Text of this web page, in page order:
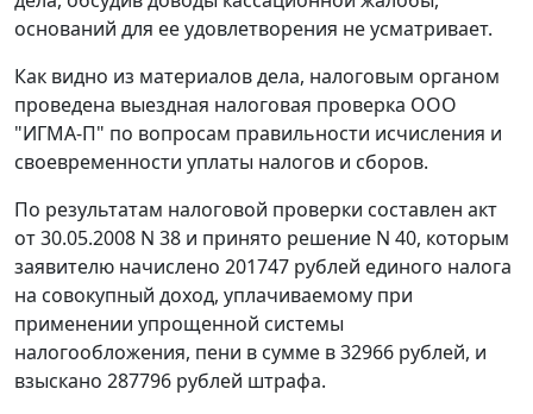
оснований для ее удовлетворения не усматривает.
Как видно из материалов дела, налоговым органом
проведена выездная налоговая проверка ООО
"ИГМА-П" по вопросам правильности исчисления и
своевременности уплаты налогов и сборов.
По результатам налоговой проверки составлен акт
от 30.05.2008 N 38 и принято решение N 40, которым
заявителю начислено 201747 рублей единого налога
на совокупный доход, уплачиваемому при
применении упрощенной системы
налогообложения, пени в сумме в 32966 рублей, и
взыскано 287796 рублей штрафа.